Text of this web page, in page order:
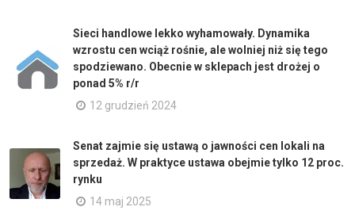
Sieci handlowe lekko wyhamowały. Dynamika
wzrostu cen wciąż rośnie, ale wolniej niż się tego
spodziewano. Obecnie w sklepach jest drożej o
ponad 5% r/r
12 grudzień 2024
Senat zajmie się ustawą o jawności cen lokali na
sprzedaż. W praktyce ustawa obejmie tylko 12 proc.
rynku
14 maj 2025